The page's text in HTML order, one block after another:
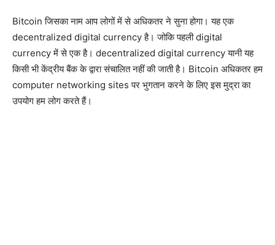
Bitcoin जिसका नाम आप लोगों में से अधिकतर ने सुना होगा। यह एक
decentralized digital currency है। जोकि पहली digital
currency में से एक है। decentralized digital currency यानी यह
किसी भी केंद्रीय बैंक के द्वारा संचालित नहीं की जाती है। Bitcoin अधिकतर हम
computer networking sites पर भुगतान करने के लिए इस मुद्रा का
उपयोग हम लोग करते हैं।